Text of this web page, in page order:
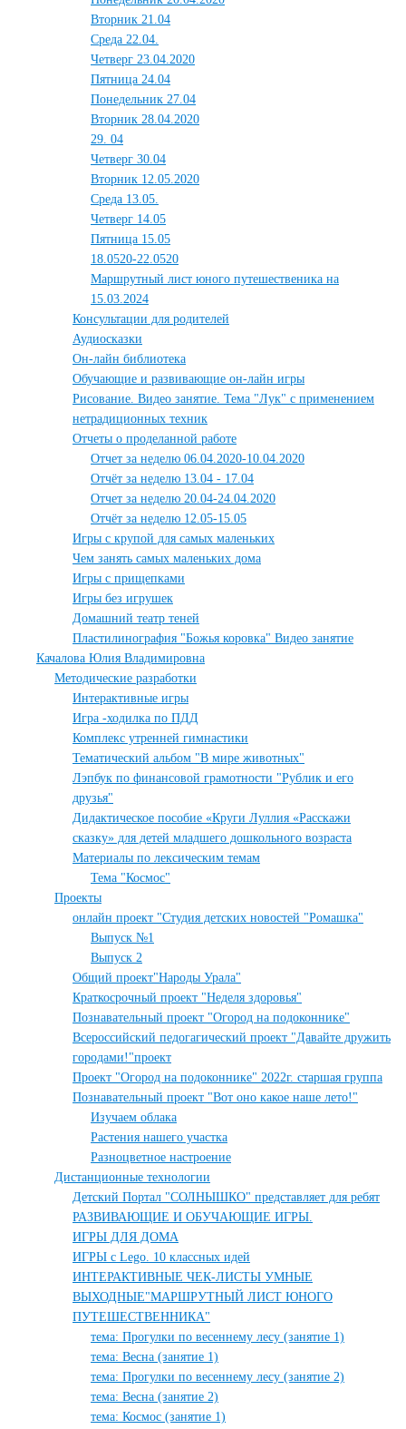
Вторник 21.04
Среда 22.04.
Четверг 23.04.2020
Пятница 24.04
Понедельник 27.04
Вторник 28.04.2020
29. 04
Четверг 30.04
Вторник 12.05.2020
Среда 13.05.
Четверг 14.05
Пятница 15.05
18.0520-22.0520
Маршрутный лист юного путешественика на
15.03.2024
Консультации для родителей
Аудиосказки
Он-лайн библиотека
Обучающие и развивающие он-лайн игры
Рисование. Видео занятие. Тема "Лук" с применением
нетрадиционных техник
Отчеты о проделанной работе
Отчет за неделю 06.04.2020-10.04.2020
Отчёт за неделю 13.04 - 17.04
Отчет за неделю 20.04-24.04.2020
Отчёт за неделю 12.05-15.05
Игры с крупой для самых маленьких
Чем занять самых маленьких дома
Игры с прищепками
Игры без игрушек
Домашний театр теней
Пластилинография "Божья коровка" Видео занятие
Качалова Юлия Владимировна
Методические разработки
Интерактивные игры
Игра -ходилка по ПДД
Комплекс утренней гимнастики
Тематический альбом "В мире животных"
Лэпбук по финансовой грамотности "Рублик и его
друзья"
Дидактическое пособие «Круги Луллия «Расскажи
сказку» для детей младшего дошкольного возраста
Материалы по лексическим темам
Тема "Космос"
Проекты
онлайн проект "Студия детских новостей "Ромашка"
Выпуск №1
Выпуск 2
Общий проект"Народы Урала"
Краткосрочный проект "Неделя здоровья"
Познавательный проект "Огород на подоконнике"
Всероссийский педогагический проект "Давайте дружить
городами!"проект
Проект "Огород на подоконнике" 2022г. старшая группа
Познавательный проект "Вот оно какое наше лето!"
Изучаем облака
Растения нашего участка
Разноцветное настроение
Дистанционные технологии
Детский Портал "СОЛНЫШКО" представляет для ребят
РАЗВИВАЮЩИЕ И ОБУЧАЮЩИЕ ИГРЫ.
ИГРЫ ДЛЯ ДОМА
ИГРЫ с Lego. 10 классных идей
ИНТЕРАКТИВНЫЕ ЧЕК-ЛИСТЫ УМНЫЕ
ВЫХОДНЫЕ"МАРШРУТНЫЙ ЛИСТ ЮНОГО
ПУТЕШЕСТВЕННИКА"
тема: Прогулки по весеннему лесу (занятие 1)
тема: Весна (занятие 1)
тема: Прогулки по весеннему лесу (занятие 2)
тема: Весна (занятие 2)
тема: Космос (занятие 1)